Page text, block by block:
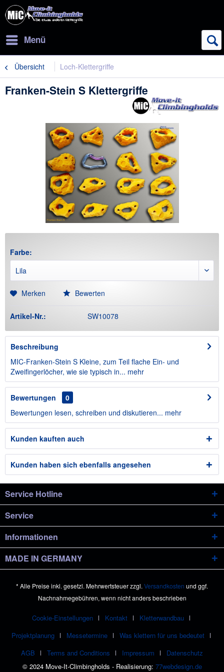
Menü
Übersicht Loch-Klettergriffe
Franken-Stein S Klettergriffe
Farbe:
Merken Bewerten
Artikel-Nr.: SW10078
Beschreibung
MIC-Franken-Stein S Kleine, zum Teil flache Ein- und
Zweifingerlöcher, wie sie typisch in... mehr
Bewertungen
0
Bewertungen lesen, schreiben und diskutieren... mehr
Kunden kauften auch
Kunden haben sich ebenfalls angesehen
Service Hotline
Service
Informationen
MADE IN GERMANY
* Alle Preise inkl. gesetzl. Mehrwertsteuer zzgl. Versandkosten und ggf.
Nachnahmegebühren, wenn nicht anders beschrieben
Cookie-Einstellungen Kontakt
Kletterwandbau
Projektplanung
Messetermine
Was klettern für uns bedeutet
AGB
Terms and Conditions Impressum
Datenschutz
© 2024 Move-It-Climbingholds - Realisierung: 77webdesign.de